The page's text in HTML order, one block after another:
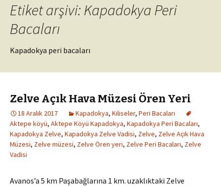
Etiket arşivi: Kapadokya Peri
Bacaları
Kapadokya peri bacaları
Zelve Açık Hava Müzesi Ören Yeri
18 Aralık 2017 Kapadokya, Kiliseler, Peri Bacaları
Aktepe köyü, Aktepe Köyü Kapadokya, Kapadokya Peri Bacaları,
Kapadokya Zelve, Kapadokya Zelve Vadisi, Zelve, Zelve Açık Hava
Müzesi, Zelve müzesi, Zelve Ören yeri, Zelve Peri Bacaları, Zelve
Vadisi
Avanos’a 5 km Paşabağlarına 1 km. uzaklıktaki Zelve